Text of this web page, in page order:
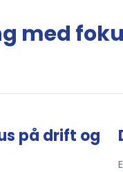
med
på drift og